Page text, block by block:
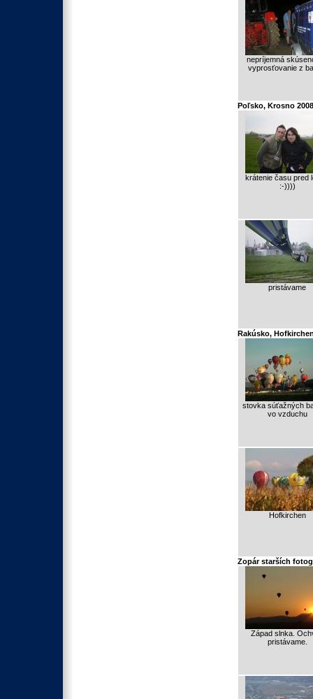
nepríjemná
vyprosťovanie z
Poľsko, Krosno 2008
krátenie času pred
:-))))
pristávame
Rakúsko,
stovka súťažných
vo vzduchu
Hofkirchen
Zopár starších
Západ slnka.
pristávame.